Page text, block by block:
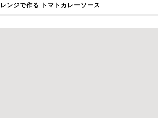
レンジで作る トマトカレーソース